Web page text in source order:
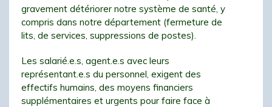
gravement détériorer notre système de santé, y
compris dans notre département (fermeture de
lits, de services, suppressions de postes).
Les salarié.e.s, agent.e.s avec leurs
représentant.e.s du personnel, exigent des
effectifs humains, des moyens financiers
supplémentaires et urgents pour faire face à